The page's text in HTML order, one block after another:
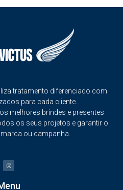
tratamento diferenciado com
para cada cliente.
melhores brindes e presentes
os seus projetos e garantir o
ou campanha.